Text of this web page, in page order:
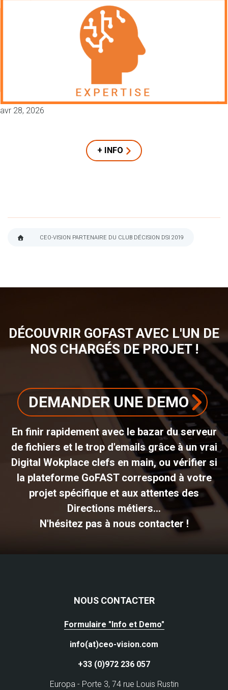
avr 28, 2026
+ INFO
CEO-VISION PARTENAIRE DU CLUB DÉCISION DSI 2019
DÉCOUVRIR GOFAST AVEC L'UN DE
NOS CHARGÉS DE PROJET !
DEMANDER UNE DEMO
En finir rapidement avec le bazar du serveur
de fichiers et le trop d'emails grâce à un vrai
Digital Wokplace clefs en main, ou vérifier si
la plateforme GoFAST correspond à votre
projet spécifique et aux attentes des
Directions métiers...
N'hésitez pas à nous contacter !
NOUS CONTACTER
Formulaire "Info et Demo"
info(at)ceo-vision.com
+33 (0)972 236 057
Europa - Porte 3, 74 rue Louis Rustin